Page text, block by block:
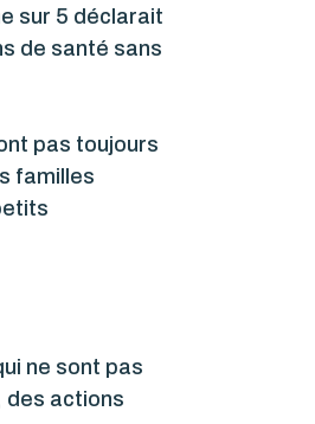
sur 5 déclarait
de santé sans
pas toujours
familles
ne sont pas
des actions